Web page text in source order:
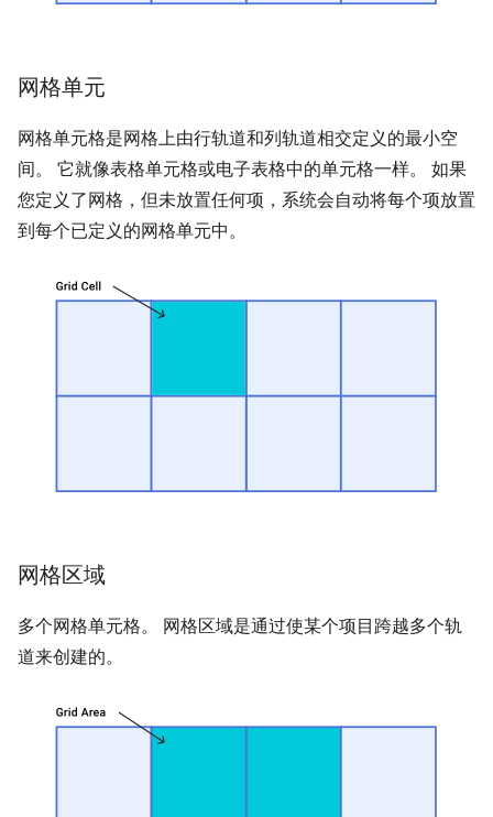
网格单元
网格单元格是网格上由行轨道和列轨道相交定义的最小空
间。 它就像表格单元格或电子表格中的单元格一样。 如果
您定义了网格，但未放置任何项，系统会自动将每个项放置
到每个已定义的网格单元中。
网格区域
多个网格单元格。 网格区域是通过使某个项目跨越多个轨
道来创建的。